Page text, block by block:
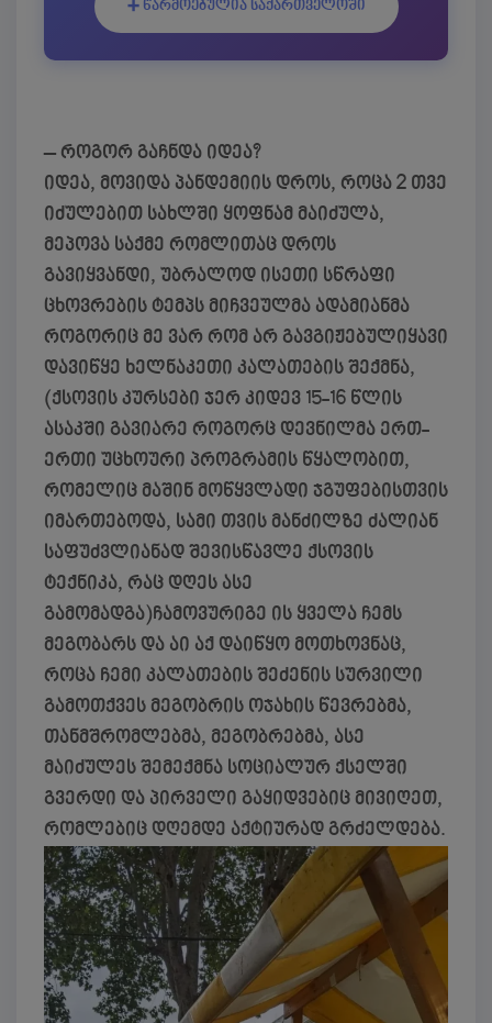
➕ წარმოებულია საქართველოში
– როგორ გაჩნდა იდეა?
იდეა, მოვიდა პანდემიის დროს, როცა 2 თვე
იძულებით სახლში ყოფნამ მაიძულა,
მეპოვა საქმე რომლითაც დროს
გავიყვანდი, უბრალოდ ისეთი სწრაფი
ცხოვრების ტემპს მიჩვეულმა ადამიანმა
როგორიც მე ვარ რომ არ გავგიჟებულიყავი
დავიწყე ხელნაკეთი კალათების შექმნა,
(ქსოვის კურსები ჯერ კიდევ 15-16 წლის
ასაკში გავიარე როგორც დევნილმა ერთ-
ერთი უცხოური პროგრამის წყალობით,
რომელიც მაშინ მოწყვლადი ჯგუფებისთვის
იმართებოდა, სამი თვის მანძილზე ძალიან
საფუძვლიანად შევისწავლე ქსოვის
ტექნიკა, რაც დღეს ასე
გამომადგა)ჩამოვურიგე ის ყველა ჩემს
მეგობარს და აი აქ დაიწყო მოთხოვნაც,
როცა ჩემი კალათების შეძენის სურვილი
გამოთქვეს მეგობრის ოჯახის წევრებმა,
თანმშრომლებმა, მეგობრებმა, ასე
მაიძულეს შემექმნა სოციალურ ქსელში
გვერდი და პირველი გაყიდვებიც მივიღეთ,
რომლებიც დღემდე აქტიურად გრძელდება.